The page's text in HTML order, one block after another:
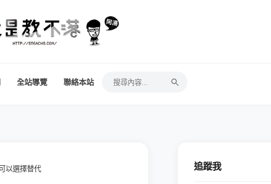
全站導覽 聯絡本站
以選擇替代 追蹤我